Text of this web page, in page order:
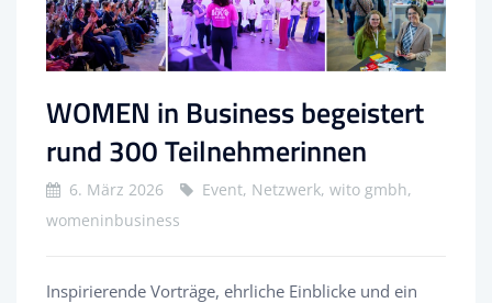
WOMEN in Business begeistert
rund 300 Teilnehmerinnen
6. März 2026
Event, Netzwerk, wito gmbh,
womeninbusiness
Inspirierende Vorträge, ehrliche Einblicke und ein